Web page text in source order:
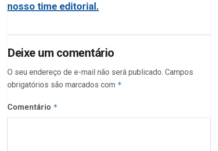
nosso time editorial.
Deixe um comentário
O seu endereço de e-mail não será publicado. Campos
obrigatórios são marcados com *
Comentário *